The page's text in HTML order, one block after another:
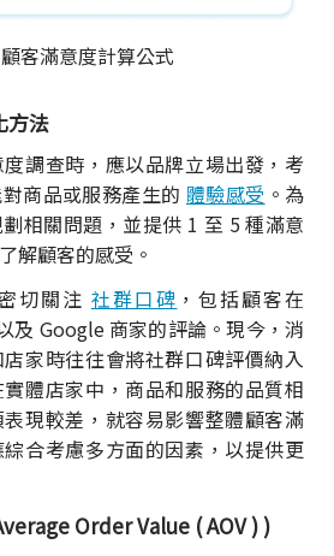
客滿意度計算公式
方法
調查時，應以品牌立場出發，考
商品或服務產生的 體驗感受 。為
相關問題，並提供 1 至 5 種滿意
解顧客的感受。
切關注 社群口碑 ，包括顧客在
及 Google 商家的評論。現今，消
家時往往會將社群口碑評價納入
體店家中，商品和服務的品質相
現較差，就容易影響整體顧客滿
合考慮多方面的因素，以提供更
Order Value ( AOV ) )